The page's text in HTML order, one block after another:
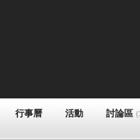
行事曆 活動 討論區